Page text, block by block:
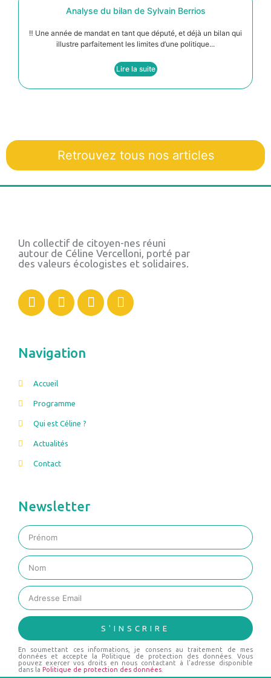
Analyse du bilan de Sylvain Berrios
‼️ Une année de mandat en tant que député, et déjà un bilan qui
illustre parfaitement les limites d’une politique...
Lire la suite
Retrouvez tous nos articles
Un collectif de citoyen-nes réuni
autour de Céline Vercelloni, porté par
des valeurs écologistes et solidaires.
Navigation
Accueil
Programme
Qui est Céline ?
Actualités
Contact
Newsletter
S'INSCRIRE
En soumettant ces informations, je consens au traitement de mes
données et accepte la Politique de protection des données. Vous
pouvez exercer vos droits en nous contactant à l’adresse disponible
dans la Politique de protection des données